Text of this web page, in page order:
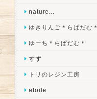
nature...
ゆきりんご＊らぱだむ＊
ゆーち＊らぱだむ＊
すず
トリのレジン工房
etoile